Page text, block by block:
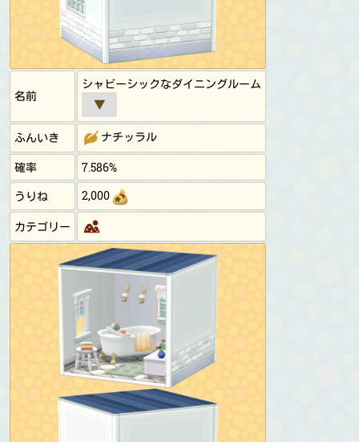
名前
シャビーシックなダイニングルーム
▼
ふんいき
ナチッラル
確率
7.586%
うりね
2,000
カテゴリー